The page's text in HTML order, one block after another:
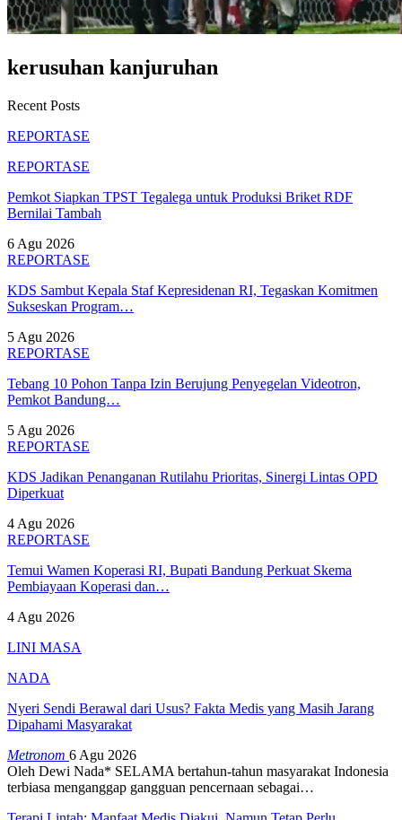
kerusuhan kanjuruhan
Recent Posts
REPORTASE
REPORTASE
Pemkot Siapkan TPST Tegalega untuk Produksi Briket RDF
Bernilai Tambah
6 Agu 2026
REPORTASE
KDS Sambut Kepala Staf Kepresidenan RI, Tegaskan Komitmen
Sukseskan Program…
5 Agu 2026
REPORTASE
Tebang 10 Pohon Tanpa Izin Berujung Penyegelan Videotron,
Pemkot Bandung…
5 Agu 2026
REPORTASE
KDS Jadikan Penanganan Rutilahu Prioritas, Sinergi Lintas OPD
Diperkuat
4 Agu 2026
REPORTASE
Temui Wamen Koperasi RI, Bupati Bandung Perkuat Skema
Pembiayaan Koperasi dan…
4 Agu 2026
LINI MASA
NADA
Nyeri Sendi Berawal dari Usus? Fakta Medis yang Masih Jarang
Dipahami Masyarakat
Metronom 6 Agu 2026
Oleh Dewi Nada* SELAMA bertahun-tahun masyarakat Indonesia
terbiasa menganggap gangguan pencernaan sebagai…